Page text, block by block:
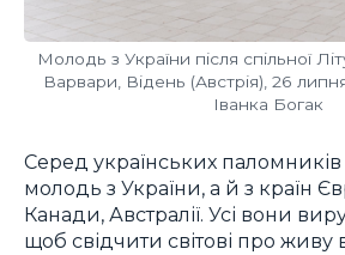
Молодь з України після спільної
Варвари, Відень (Австрія), 26
Іванка Богак
Серед українських
молодь з України, а й з країн
Канади, Австралії. Усі вони
щоб свідчити світові про живу